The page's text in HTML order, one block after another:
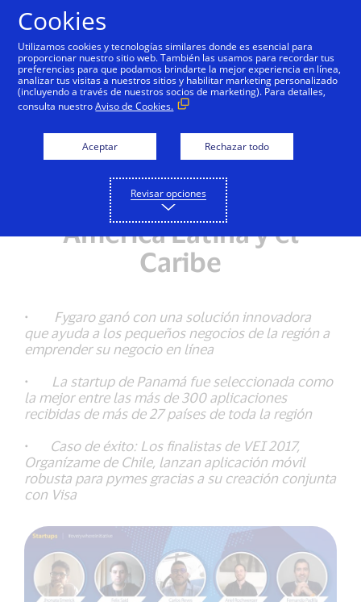
NOTAS DE PRENSA
La startup Fygaro de
Panamá se convierte en
la ganadora de Visa
Everywhere Initiative en
América Latina y el
Caribe
·
Fygaro ganó con una solución innovadora
que ayuda a los pequeños negocios de la región a
emprender su negocio en línea
·
La startup de Panamá fue seleccionada como
la mejor entre las más de 300 aplicaciones
recibidas de más de 27 países de toda la región
·
Caso de éxito: Los finalistas de VEI 2017,
Organízame de Chile, lanzan aplicación móvil
robusta para pymes gracias a su creación conjunta
con Visa
Cookies
Utilizamos cookies y tecnologías similares donde es esencial para
proporcionar nuestro sitio web. También las usamos para recordar tus
preferencias para que podamos brindarte la mejor experiencia en línea,
analizar tus visitas a nuestros sitios y habilitar marketing personalizado
(incluyendo a través de nuestros socios de marketing). Para detalles,
consulta nuestroAviso de Cookies.
Aceptar Rechazar todo
Revisar opciones